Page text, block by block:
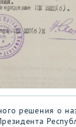
решения о